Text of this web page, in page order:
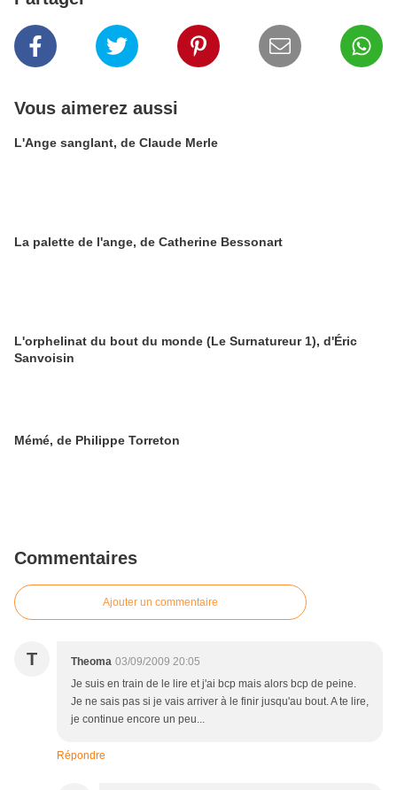
Vous aimerez aussi
L'Ange sanglant, de Claude Merle
La palette de l'ange, de Catherine Bessonart
L'orphelinat du bout du monde (Le Surnatureur 1), d'Éric
Sanvoisin
Mémé, de Philippe Torreton
Commentaires
Ajouter un commentaire
T Theoma 03/09/2009 20:05
Je suis en train de le lire et j'ai bcp mais alors bcp de peine.
Je ne sais pas si je vais arriver à le finir jusqu'au bout. A te lire,
je continue encore un peu...
Répondre